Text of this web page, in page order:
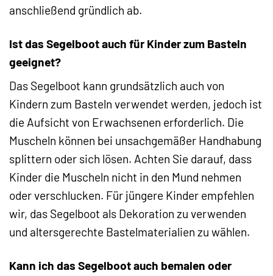
anschließend gründlich ab.
Ist das Segelboot auch für Kinder zum Basteln
geeignet?
Das Segelboot kann grundsätzlich auch von
Kindern zum Basteln verwendet werden, jedoch ist
die Aufsicht von Erwachsenen erforderlich. Die
Muscheln können bei unsachgemäßer Handhabung
splittern oder sich lösen. Achten Sie darauf, dass
Kinder die Muscheln nicht in den Mund nehmen
oder verschlucken. Für jüngere Kinder empfehlen
wir, das Segelboot als Dekoration zu verwenden
und altersgerechte Bastelmaterialien zu wählen.
Kann ich das Segelboot auch bemalen oder